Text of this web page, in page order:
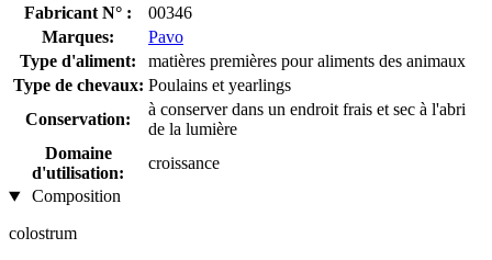
Fabricant N° :
00346
Marques:
Pavo
Type d'aliment:
matières premières pour aliments des animaux
Type de chevaux: Poulains et yearlings
Conservation:
à conserver dans un endroit frais et sec à l'abri
de la lumière
Domaine
d'utilisation:
croissance
Composition
colostrum